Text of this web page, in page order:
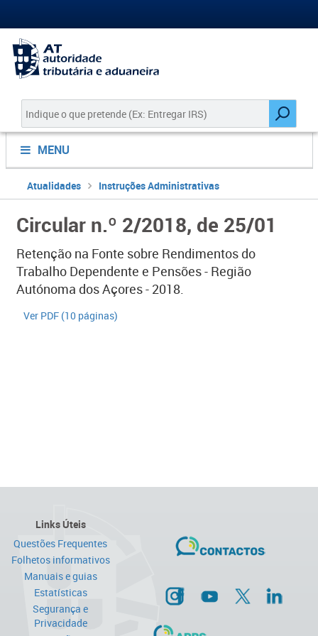
MENU
Atualidades Instruções Administrativas
Circular n.º 2/2018, de 25/01
Retenção na Fonte sobre Rendimentos do
Trabalho Dependente e Pensões - Região
Autónoma dos Açores - 2018.
​Ver PDF (10 páginas)
Links Úteis
Questões Frequentes
Folhetos informativos
Manuais e guias
Estatísticas
Segurança e
Privacidade